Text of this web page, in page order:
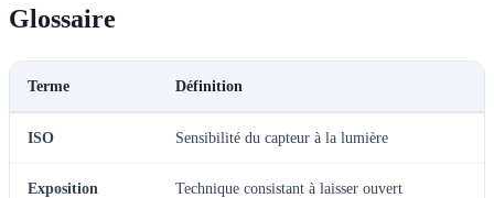
Glossaire
Terme Définition
ISO Sensibilité du capteur à la lumière
Exposition
Technique consistant à laisser ouvert